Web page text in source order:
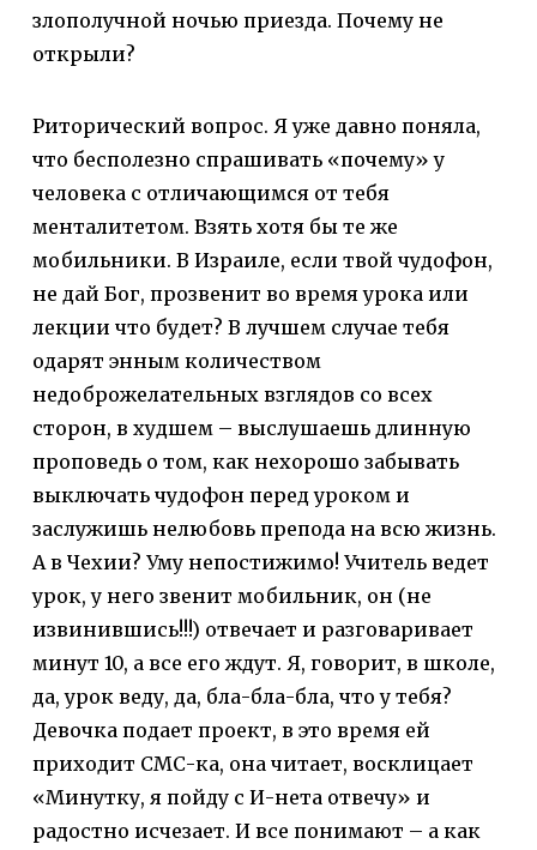
злополучной ночью приезда. Почему не
открыли?
Риторический вопрос. Я уже давно поняла,
что бесполезно спрашивать «почему» у
человека с отличающимся от тебя
менталитетом. Взять хотя бы те же
мобильники. В Израиле, если твой чудофон,
не дай Бог, прозвенит во время урока или
лекции что будет? В лучшем случае тебя
одарят энным количеством
недоброжелательных взглядов со всех
сторон, в худшем – выслушаешь длинную
проповедь о том, как нехорошо забывать
выключать чудофон перед уроком и
заслужишь нелюбовь препода на всю жизнь.
А в Чехии? Уму непостижимо! Учитель ведет
урок, у него звенит мобильник, он (не
извинившись!!!) отвечает и разговаривает
минут 10, а все его ждут. Я, говорит, в школе,
да, урок веду, да, бла-бла-бла, что у тебя?
Девочка подает проект, в это время ей
приходит СМС-ка, она читает, восклицает
«Минутку, я пойду с И-нета отвечу» и
радостно исчезает. И все понимают – а как